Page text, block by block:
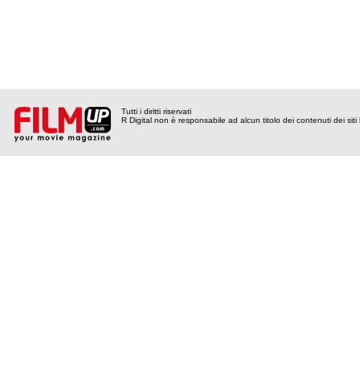
Tutti i diritti riservati
R Digital non è responsabile ad alcun titolo dei contenuti dei siti